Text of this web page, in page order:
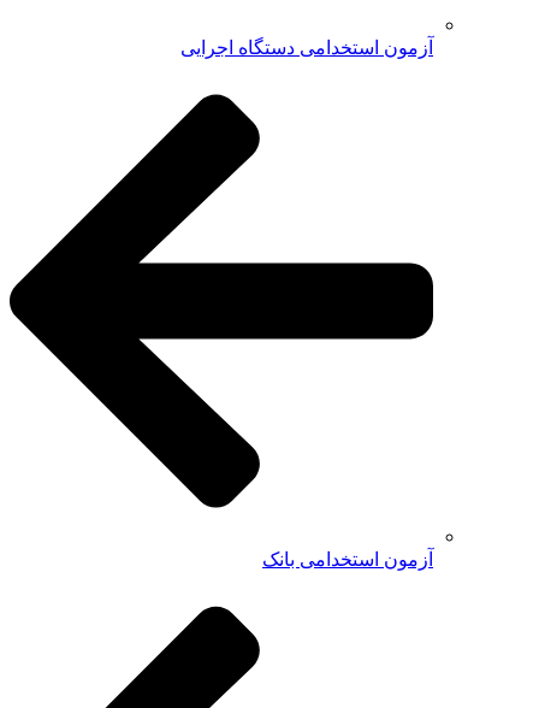
آزمون استخدامی دستگاه اجرایی
آزمون استخدامی بانک